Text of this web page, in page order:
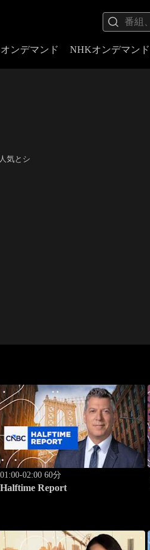
ンデマンド NHKオンデマンド
気とシ
01:00-02:00 60分
Halftime Report